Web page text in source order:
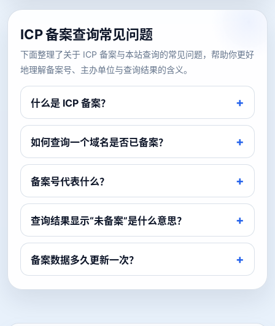
ICP 备案查询常见问题
下面整理了关于 ICP 备案与本站查询的常见问题，帮助你更好
地理解备案号、主办单位与查询结果的含义。
什么是 ICP 备案？
如何查询一个域名是否已备案？
备案号代表什么？
查询结果显示“未备案”是什么意思？
备案数据多久更新一次？